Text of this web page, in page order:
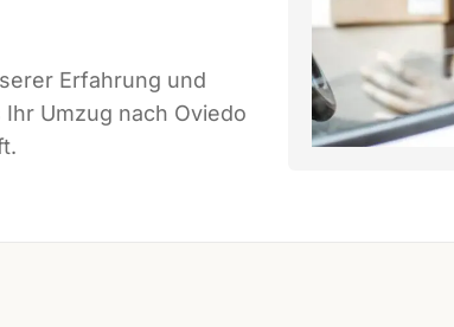
Erfahrung und
Umzug nach Oviedo